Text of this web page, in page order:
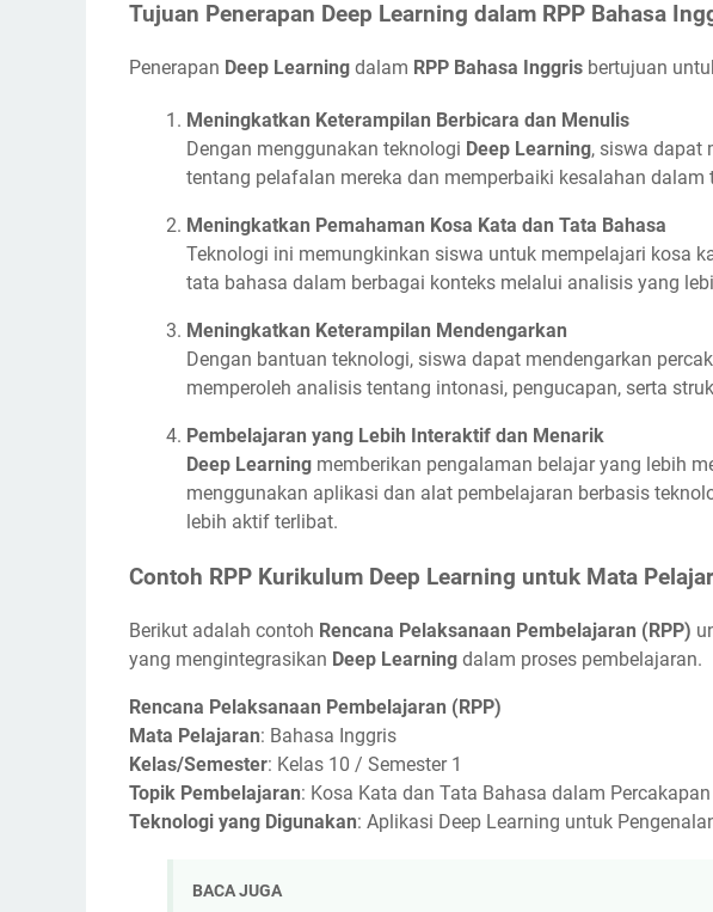
Tujuan Penerapan Deep Learning dalam RPP Bahasa
Penerapan Deep Learning dalam RPP Bahasa Inggris bertujuan
Meningkatkan Keterampilan Berbicara dan Menulis
Dengan menggunakan teknologi Deep Learning, siswa dapat
tentang pelafalan mereka dan memperbaiki kesalahan dalam
Meningkatkan Pemahaman Kosa Kata dan Tata Bahasa
Teknologi ini memungkinkan siswa untuk mempelajari kosa
tata bahasa dalam berbagai konteks melalui analisis yang
Meningkatkan Keterampilan Mendengarkan
Dengan bantuan teknologi, siswa dapat mendengarkan
memperoleh analisis tentang intonasi, pengucapan, serta
Pembelajaran yang Lebih Interaktif dan Menarik
Deep Learning memberikan pengalaman belajar yang lebih
menggunakan aplikasi dan alat pembelajaran berbasis
lebih aktif terlibat.
Contoh RPP Kurikulum Deep Learning untuk Mata
Berikut adalah contoh Rencana Pelaksanaan Pembelajaran (RPP)
yang mengintegrasikan Deep Learning dalam proses pembelajaran.
Rencana Pelaksanaan Pembelajaran (RPP)
Mata Pelajaran: Bahasa Inggris
Kelas/Semester: Kelas 10 / Semester 1
Topik Pembelajaran: Kosa Kata dan Tata Bahasa dalam
Teknologi yang Digunakan: Aplikasi Deep Learning untuk
BACA JUGA